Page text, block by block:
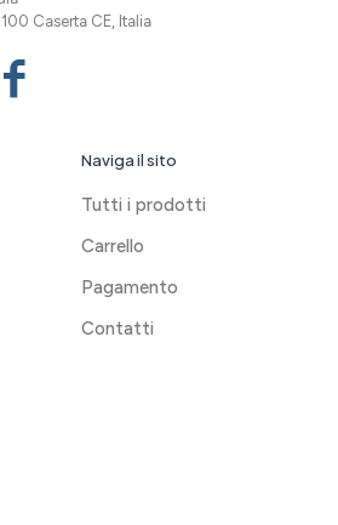
Caserta CE, Italia
Naviga il sito
Tutti i prodotti
Carrello
Pagamento
Contatti